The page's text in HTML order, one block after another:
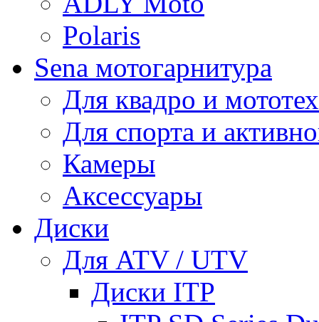
Polaris
Sena мотогарнитура
Для квадро и
Для спорта и
Камеры
Аксессуары
Диски
Для ATV / UTV
Диски ITP